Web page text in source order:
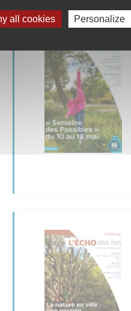
all cookies Personalize